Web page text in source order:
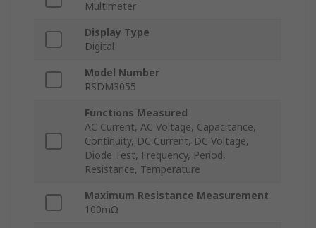
Multimeter
Display Type
Digital
Model Number
RSDM3055
Functions Measured
AC Current, AC Voltage, Capacitance,
Continuity, DC Current, DC Voltage,
Diode Test, Frequency, Period,
Resistance, Temperature
Maximum Resistance Measurement
100mΩ